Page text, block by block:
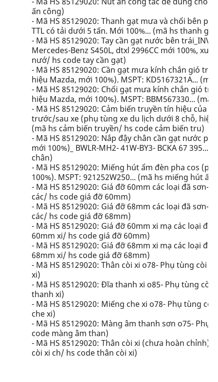
ấn công)
- Mã HS 85129020: Thanh gạt mưa và chổi bên
TTL có tải dưới 5 tấn. Mới 100%... (mã hs thanh
- Mã HS 85129020: Tay cần gạt nước bên trái_INV
Mercedes-Benz S450L, dtxl 2996CC mới 100%,
nướ/ hs code tay cần gạt)
- Mã HS 85129020: Cần gạt mưa kính chắn gió
hiệu Mazda, mới 100%). MSPT: KD5167321A...
- Mã HS 85129020: Chổi gạt mưa kính chắn gió
hiệu Mazda, mới 100%). MSPT: BBM567330...
- Mã HS 85129020: Cảm biến truyền tín hiệu của
trước/sau xe (phụ tùng xe du lịch dưới 8 chỗ, hiệu
(mã hs cảm biến truyền/ hs code cảm biến tru)
- Mã HS 85129020: Nắp đậy chân cần gạt nước
mới 100%)_ BWLR-MH2- 41W-BY3- BCKA 67
chân)
- Mã HS 85129020: Miếng hút ẩm đèn pha cos
100%). MSPT: 921252W250... (mã hs miếng hút
- Mã HS 85129020: Giá đỡ 60mm các loại đã sơn-
các/ hs code giá đỡ 60mm)
- Mã HS 85129020: Giá đỡ 68mm các loại đã sơn-
các/ hs code giá đỡ 68mm)
- Mã HS 85129020: Giá đỡ 60mm xi mạ các loại
60mm xi/ hs code giá đỡ 60mm)
- Mã HS 85129020: Giá đỡ 68mm xi mạ các loại
68mm xi/ hs code giá đỡ 68mm)
- Mã HS 85129020: Thân còi xi o78- Phụ tùng còi
xi)
- Mã HS 85129020: Đĩa thanh xi o85- Phụ tùng
thanh xi)
- Mã HS 85129020: Miếng che xi o78- Phụ tùng
che xi)
- Mã HS 85129020: Màng âm thanh sơn o75-
code màng âm than)
- Mã HS 85129020: Thân còi xi (chưa hoàn chỉnh)
còi xi ch/ hs code thân còi xi)